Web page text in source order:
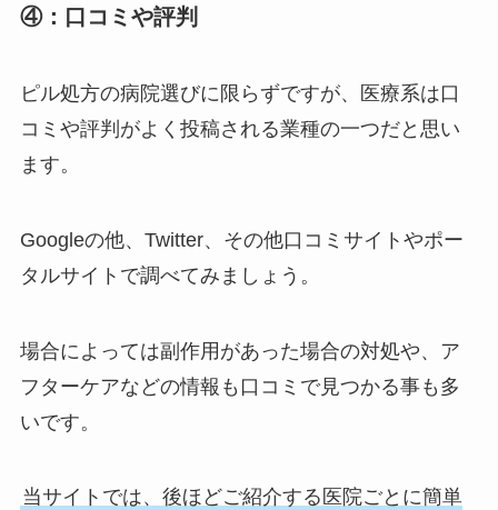
④：口コミや評判
ピル処方の病院選びに限らずですが、医療系は口
コミや評判がよく投稿される業種の一つだと思い
ます。
Googleの他、Twitter、その他口コミサイトやポー
タルサイトで調べてみましょう。
場合によっては副作用があった場合の対処や、ア
フターケアなどの情報も口コミで見つかる事も多
いです。
当サイトでは、後ほどご紹介する医院ごとに簡単